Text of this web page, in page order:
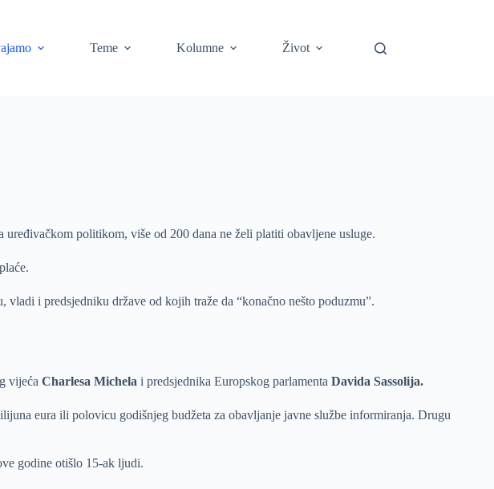
Teme Kolumne Život
politikom, više od 200 dana ne želi platiti obavljene usluge.
i predsjedniku države od kojih traže da “konačno nešto poduzmu”.
vijeća Charlesa Michela i predsjednika Europskog parlamenta Davida Sassolija.
eura ili polovicu godišnjeg budžeta za obavljanje javne službe informiranja. Drugu
godine otišlo 15-ak ljudi.